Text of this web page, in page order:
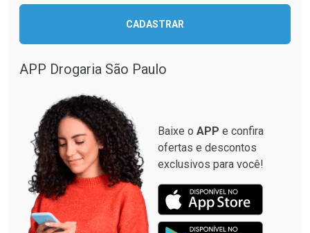
Comprar sem Desconto
Por R$ 28,90/cada
Comprar sem Desconto
Ativar Desconto
Comprar sem Desconto
CADASTRAR
APP Drogaria São Paulo
Baixe o APP e confira
ofertas e descontos
exclusivos para você!